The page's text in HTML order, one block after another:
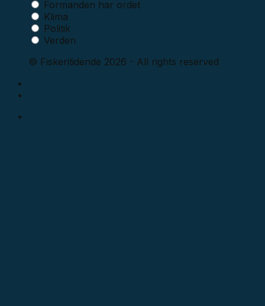
Formanden har ordet
Klima
Politik
Verden
© Fiskeritidende 2026 - All rights reserved